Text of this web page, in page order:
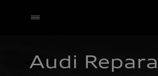
Audi